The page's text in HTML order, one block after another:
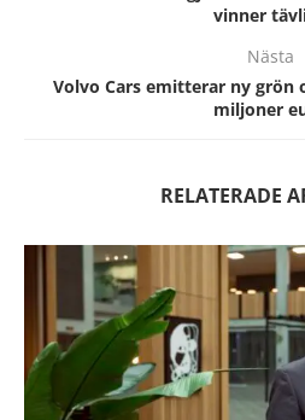
vinner
Nästa
Volvo Cars emitterar ny grön
miljoner
RELATERADE